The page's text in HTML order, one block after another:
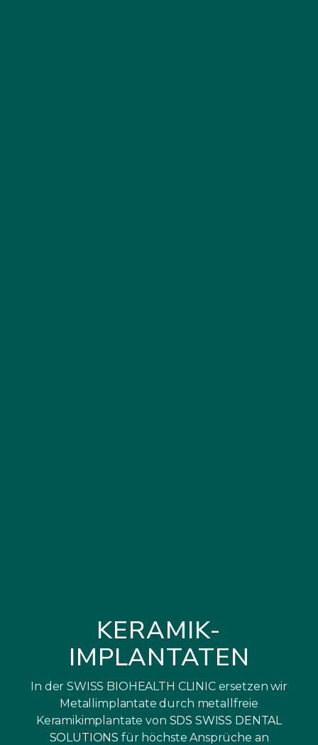
KERAMIK-
IMPLANTATEN
In der SWISS BIOHEALTH CLINIC ersetzen wir
Metallimplantate durch metallfreie
Keramikimplantate von SDS SWISS DENTAL
SOLUTIONS für höchste Ansprüche an